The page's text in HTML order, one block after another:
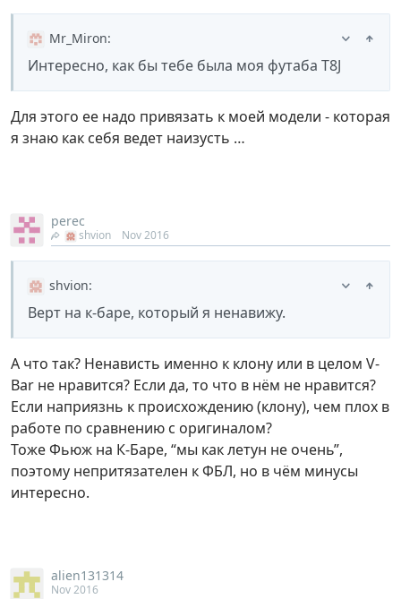
Mr_Miron:
Интересно, как бы тебе была моя футаба T8J
Для этого ее надо привязать к моей модели - которая
я знаю как себя ведет наизусть …
perec
shvion Nov 2016
shvion:
Верт на к-баре, который я ненавижу.
А что так? Ненависть именно к клону или в целом V-
Bar не нравится? Если да, то что в нём не нравится?
Если наприязнь к происхождению (клону), чем плох в
работе по сравнению с оригиналом?
Тоже Фьюж на К-Баре, “мы как летун не очень”,
поэтому непритязателен к ФБЛ, но в чём минусы
интересно.
alien131314
Nov 2016